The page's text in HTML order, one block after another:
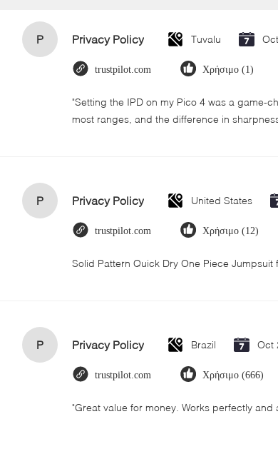
P Privacy Policy Tuvalu
trustpilot.com Χρήσιμο (1)
"Setting the IPD on my Pico 4 was a game-
most ranges, and the difference in
P Privacy Policy United States
trustpilot.com Χρήσιμο (12)
Solid Pattern Quick Dry One Piece
P Privacy Policy Brazil Oct
trustpilot.com Χρήσιμο (666)
"Great value for money. Works perfectly